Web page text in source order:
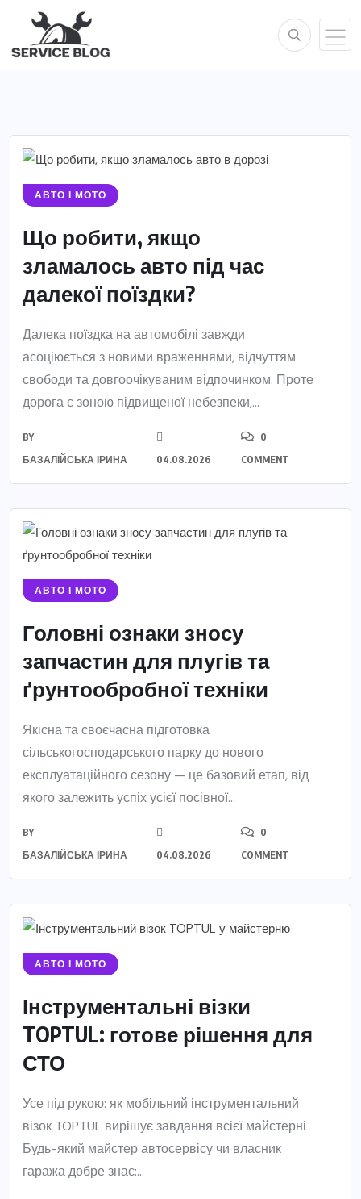
АВТО І МОТО
Що робити, якщо
зламалось авто під час
далекої поїздки?
Далека поїздка на автомобілі завжди
асоціюється з новими враженнями, відчуттям
свободи та довгоочікуваним відпочинком. Проте
дорога є зоною підвищеної небезпеки,...
BY
БАЗАЛІЙСЬКА ІРИНА
04.08.2026
0
COMMENT
АВТО І МОТО
Головні ознаки зносу
запчастин для плугів та
ґрунтообробної техніки
Якісна та своєчасна підготовка
сільськогосподарського парку до нового
експлуатаційного сезону — це базовий етап, від
якого залежить успіх усієї посівної...
BY
БАЗАЛІЙСЬКА ІРИНА
04.08.2026
0
COMMENT
АВТО І МОТО
Інструментальні візки
TOPTUL: готове рішення для
СТО
Усе під рукою: як мобільний інструментальний
візок TOPTUL вирішує завдання всієї майстерні
Будь-який майстер автосервісу чи власник
гаража добре знає:...